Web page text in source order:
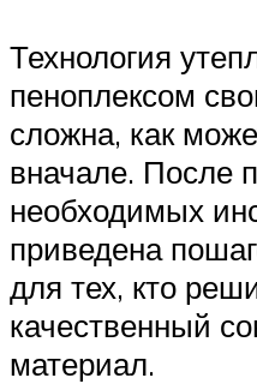
Технология
пеноплексом
сложна, как
вначале. После
необходимых
приведена
для тех, кто
качественный
материал.